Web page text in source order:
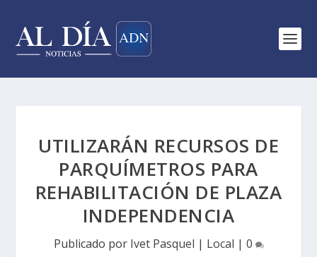
UTILIZARÁN RECURSOS DE
PARQUÍMETROS PARA
REHABILITACIÓN DE PLAZA
INDEPENDENCIA
Publicado por Ivet Pasquel | Local | 0